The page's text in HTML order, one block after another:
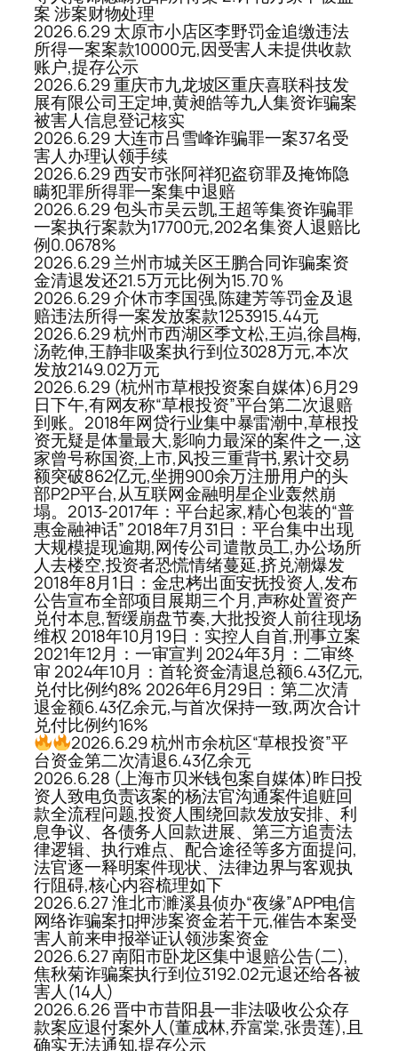
案 涉案财物处理
2026.6.29 太原市小店区李野罚金追缴违法
所得一案案款10000元,因受害人未提供收款
账户,提存公示
2026.6.29 重庆市九龙坡区重庆喜联科技发
展有限公司王定坤,黄昶皓等九人集资诈骗案
被害人信息登记核实
2026.6.29 大连市吕雪峰诈骗罪一案37名受
害人办理认领手续
2026.6.29 西安市张阿祥犯盗窃罪及掩饰隐
瞒犯罪所得罪一案集中退赔
2026.6.29 包头市吴云凯,王超等集资诈骗罪
一案执行案款为17700元,202名集资人退赔比
例0.0678%
2026.6.29 兰州市城关区王鹏合同诈骗案资
金清退发还21.5万元比例为15.70％
2026.6.29 介休市李国强,陈建芳等罚金及退
赔违法所得一案发放案款1253915.44元
2026.6.29 杭州市西湖区季文松,王岿,徐昌梅,
汤乾伸,王静非吸案执行到位3028万元,本次
发放2149.02万元
2026.6.29 (杭州市草根投资案自媒体)6月29
日下午,有网友称“草根投资”平台第二次退赔
到账。2018年网贷行业集中暴雷潮中,草根投
资无疑是体量最大,影响力最深的案件之一,这
家曾号称国资,上市,风投三重背书,累计交易
额突破862亿元,坐拥900余万注册用户的头
部P2P平台,从互联网金融明星企业轰然崩
塌。2013-2017年：平台起家,精心包装的“普
惠金融神话” 2018年7月31日：平台集中出现
大规模提现逾期,网传公司遣散员工,办公场所
人去楼空,投资者恐慌情绪蔓延,挤兑潮爆发
2018年8月1日：金忠栲出面安抚投资人,发布
公告宣布全部项目展期三个月,声称处置资产
兑付本息,暂缓崩盘节奏,大批投资人前往现场
维权 2018年10月19日：实控人自首,刑事立案
2021年12月：一审宣判 2024年3月：二审终
审 2024年10月：首轮资金清退总额6.43亿元,
兑付比例约8% 2026年6月29日：第二次清
退金额6.43亿余元,与首次保持一致,两次合计
兑付比例约16%
2026.6.29 杭州市余杭区“草根投资”平
台资金第二次清退6.43亿余元
2026.6.28 (上海市贝米钱包案自媒体)昨日投
资人致电负责该案的杨法官沟通案件追赃回
款全流程问题,投资人围绕回款发放安排、利
息争议、各债务人回款进展、第三方追责法
律逻辑、执行难点、配合途径等多方面提问,
法官逐一释明案件现状、法律边界与客观执
行阻碍,核心内容梳理如下
2026.6.27 淮北市濉溪县侦办“夜缘”APP电信
网络诈骗案扣押涉案资金若干元,催告本案受
害人前来申报举证认领涉案资金
2026.6.27 南阳市卧龙区集中退赔公告(二),
焦秋菊诈骗案执行到位3192.02元退还给各被
害人(14人)
2026.6.26 晋中市昔阳县一非法吸收公众存
款案应退付案外人(董成林,乔富棠,张贵莲),且
确实无法通知,提存公示